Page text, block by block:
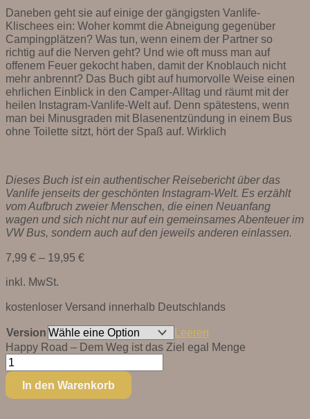
Daneben geht sie auf einige der gängigsten Vanlife-
Klischees ein: Woher kommt die Abneigung gegenüber
Campingplätzen? Was tun, wenn einem der Partner so
richtig auf die Nerven geht? Und wie oft muss man auf
offenem Feuer gekocht haben, damit der Knoblauch nicht
mehr anbrennt? Das Buch gibt auf humorvolle Weise einen
ehrlichen Einblick in den Camper-Alltag und räumt mit der
heilen Instagram-Vanlife-Welt auf. Denn spätestens, wenn
man bei Minusgraden mit Blasenentzündung in einem Bus
ohne Toilette sitzt, hört der Spaß auf. Wirklich
Dieses Buch ist ein authentischer Reisebericht über das
Vanlife jenseits der geschönten Instagram-Welt. Es erzählt
vom Aufbruch zweier Menschen, die einen Neuanfang
wagen und sich nicht nur auf ein gemeinsames Abenteuer im
VW Bus, sondern auch auf den jeweils anderen einlassen.
7,99 € – 19,95 €
inkl. MwSt.
kostenloser Versand innerhalb Deutschlands
Version
Leeren
Happy Road – Dem Weg ist das Ziel egal Menge
In den Warenkorb